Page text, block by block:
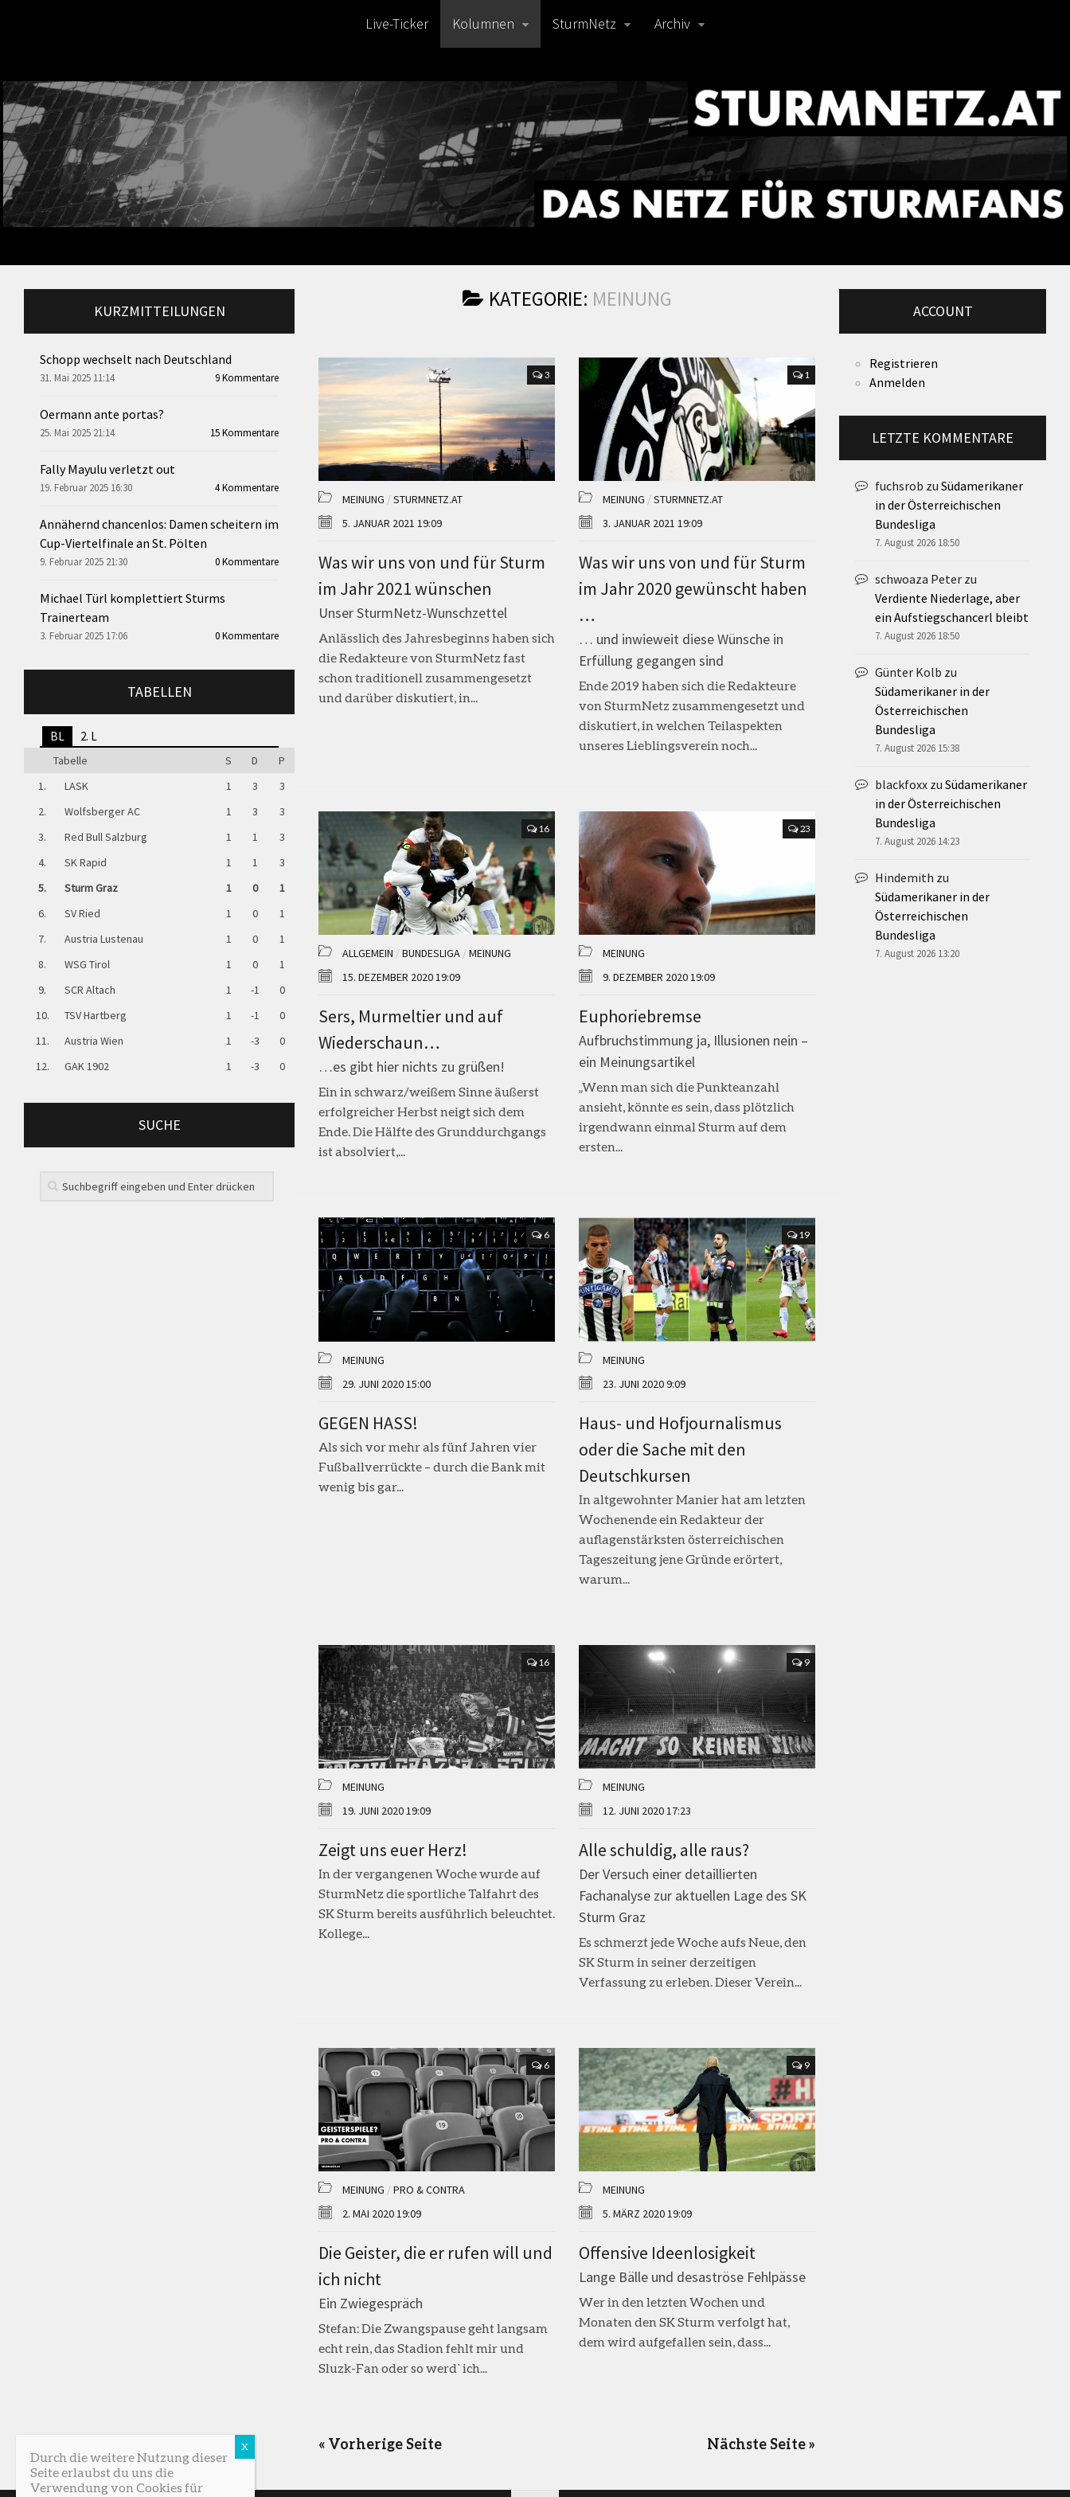
Live-Ticker Kolumnen SturmNetz Archiv
KATEGORIE: MEINUNG
3
MEINUNG /STURMNETZ.AT
5. JANUAR 2021 19:09
Was wir uns von und für Sturm
im Jahr 2021 wünschen
Unser SturmNetz-Wunschzettel
Anlässlich des Jahresbeginns haben sich
die Redakteure von SturmNetz fast
schon traditionell zusammengesetzt
und darüber diskutiert, in...
1
MEINUNG /STURMNETZ.AT
3. JANUAR 2021 19:09
Was wir uns von und für Sturm
im Jahr 2020 gewünscht haben
…
… und inwieweit diese Wünsche in
Erfüllung gegangen sind
Ende 2019 haben sich die Redakteure
von SturmNetz zusammengesetzt und
diskutiert, in welchen Teilaspekten
unseres Lieblingsverein noch...
16
ALLGEMEIN /BUNDESLIGA /MEINUNG
15. DEZEMBER 2020 19:09
Sers, Murmeltier und auf
Wiederschaun…
…es gibt hier nichts zu grüßen!
Ein in schwarz/weißem Sinne äußerst
erfolgreicher Herbst neigt sich dem
Ende. Die Hälfte des Grunddurchgangs
ist absolviert,...
23
MEINUNG
9. DEZEMBER 2020 19:09
Euphoriebremse
Aufbruchstimmung ja, Illusionen nein –
ein Meinungsartikel
„Wenn man sich die Punkteanzahl
ansieht, könnte es sein, dass plötzlich
irgendwann einmal Sturm auf dem
ersten...
6
MEINUNG
29. JUNI 2020 15:00
GEGEN HASS!
Als sich vor mehr als fünf Jahren vier
Fußballverrückte – durch die Bank mit
wenig bis gar...
19
MEINUNG
23. JUNI 2020 9:09
Haus- und Hofjournalismus
oder die Sache mit den
Deutschkursen
In altgewohnter Manier hat am letzten
Wochenende ein Redakteur der
auflagenstärksten österreichischen
Tageszeitung jene Gründe erörtert,
warum...
16
MEINUNG
19. JUNI 2020 19:09
Zeigt uns euer Herz!
In der vergangenen Woche wurde auf
SturmNetz die sportliche Talfahrt des
SK Sturm bereits ausführlich beleuchtet.
Kollege...
9
MEINUNG
12. JUNI 2020 17:23
Alle schuldig, alle raus?
Der Versuch einer detaillierten
Fachanalyse zur aktuellen Lage des SK
Sturm Graz
Es schmerzt jede Woche aufs Neue, den
SK Sturm in seiner derzeitigen
Verfassung zu erleben. Dieser Verein...
6
MEINUNG /PRO & CONTRA
2. MAI 2020 19:09
Die Geister, die er rufen will und
ich nicht
Ein Zwiegespräch
Stefan: Die Zwangspause geht langsam
echt rein, das Stadion fehlt mir und
Sluzk-Fan oder so werd` ich...
9
MEINUNG
5. MÄRZ 2020 19:09
Offensive Ideenlosigkeit
Lange Bälle und desaströse Fehlpässe
Wer in den letzten Wochen und
Monaten den SK Sturm verfolgt hat,
dem wird aufgefallen sein, dass...
« Vorherige Seite Nächste Seite »
KURZMITTEILUNGEN
Schopp wechselt nach Deutschland
31. Mai 2025 11:14 9 Kommentare
Oermann ante portas?
25. Mai 2025 21:14 15 Kommentare
Fally Mayulu verletzt out
19. Februar 2025 16:30 4 Kommentare
Annähernd chancenlos: Damen scheitern im
Cup-Viertelfinale an St. Pölten
9. Februar 2025 21:30 0 Kommentare
Michael Türl komplettiert Sturms
Trainerteam
3. Februar 2025 17:06 0 Kommentare
TABELLEN
BL 2. L
Tabelle S D
P
1.
LASK 1 3
3
2.
Wolfsberger AC 1 3
3
3.
Red Bull Salzburg 1 1
3
4.
SK Rapid 1 1
3
5.
Sturm Graz 1 0
1
6.
SV Ried 1 0
1
7.
Austria Lustenau 1 0
1
8.
WSG Tirol 1 0
1
9.
SCR Altach 1 -1
0
10.
TSV Hartberg 1 -1
0
11.
Austria Wien 1 -3
0
12.
GAK 1902 1 -3 0
SUCHE
ACCOUNT
Registrieren
Anmelden
LETZTE KOMMENTARE
fuchsrob zu Südamerikaner
in der Österreichischen
Bundesliga
7. August 2026 18:50
schwoaza Peter zu
Verdiente Niederlage, aber
ein Aufstiegschancerl bleibt
7. August 2026 18:50
Günter Kolb zu
Südamerikaner in der
Österreichischen
Bundesliga
7. August 2026 15:38
blackfoxx zu Südamerikaner
in der Österreichischen
Bundesliga
7. August 2026 14:23
Hindemith zu
Südamerikaner in der
Österreichischen
Bundesliga
7. August 2026 13:20
Durch die weitere Nutzung dieser
Seite erlaubst du uns die
Verwendung von Cookies für